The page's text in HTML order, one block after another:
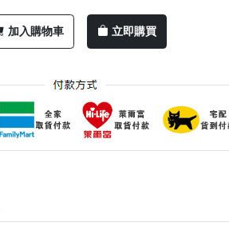
加入購物車 立即購買